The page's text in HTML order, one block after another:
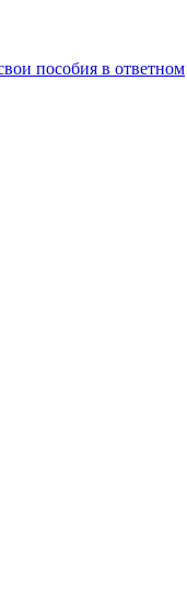
пособия в ответном